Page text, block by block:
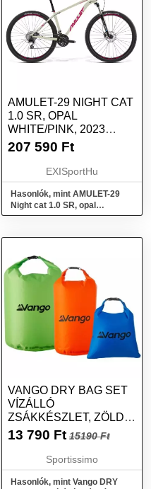
AMULET-29 NIGHT CAT
1.0 SR, OPAL
WHITE/PINK, 2023
FEHÉR 29" M
207 590 Ft
EXISportHu
Hasonlók, mint AMULET-29
Night cat 1.0 SR, opal
white/pink, 2023 Fehér 29" M
VANGO DRY BAG SET
VÍZÁLLÓ
ZSÁKKÉSZLET, ZÖLD,
MÉRET
13 790 Ft 15190 Ft
Sportissimo
Hasonlók, mint Vango DRY